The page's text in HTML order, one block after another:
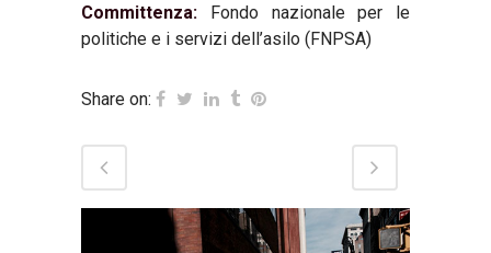
Committenza: Fondo nazionale per le
politiche e i servizi dell’asilo (FNPSA)
Share on: